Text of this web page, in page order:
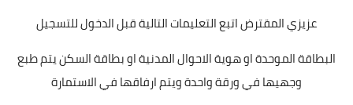
عزيزي المقترض اتبع التعليمات التالية قبل الدخول للتسجيل
البطاقة الموحدة او هوية الاحوال المدنية او بطاقة السكن يتم طبع
وجهيها في ورقة واحدة ويتم ارفاقها في الاستمارة